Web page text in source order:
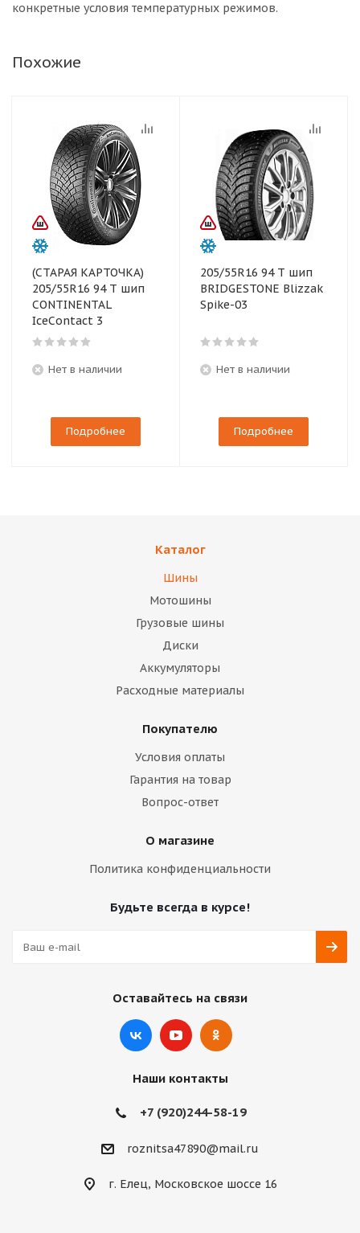
конкретные условия температурных режимов.
Похожие
(СТАРАЯ КАРТОЧКА)
205/55R16 94 T шип
CONTINENTAL
IceContact 3
Нет в наличии
Подробнее
205/55R16 94 T шип
BRIDGESTONE Blizzak
Spike-03
Нет в наличии
Подробнее
Каталог
Шины
Мотошины
Грузовые шины
Диски
Аккумуляторы
Расходные материалы
Покупателю
Условия оплаты
Гарантия на товар
Вопрос-ответ
О магазине
Политика конфиденциальности
Будьте всегда в курсе!
Оставайтесь на связи
Наши контакты
+7 (920)244-58-19
roznitsa47890@mail.ru
г. Елец, Московское шоссе 16